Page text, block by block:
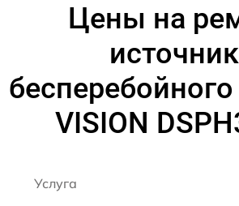
Цены на
VISION
Услуга